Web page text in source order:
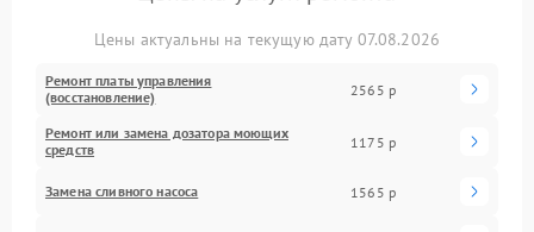
Цены актуальны на текущую дату 07.08.2026
Ремонт платы управления
(восстановление)
2565 р
Ремонт или замена дозатора моющих
средств
1175 р
Замена сливного насоса 1565 р